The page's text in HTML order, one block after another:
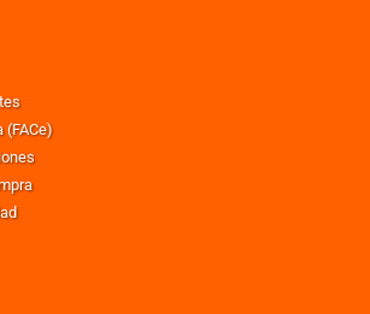
(FACe)